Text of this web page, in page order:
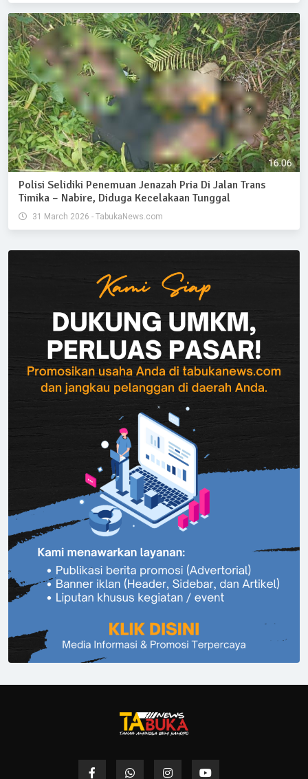
Polisi Selidiki Penemuan Jenazah Pria Di Jalan Trans
Timika – Nabire, Diduga Kecelakaan Tunggal
31 March 2026 - TabukaNews.com